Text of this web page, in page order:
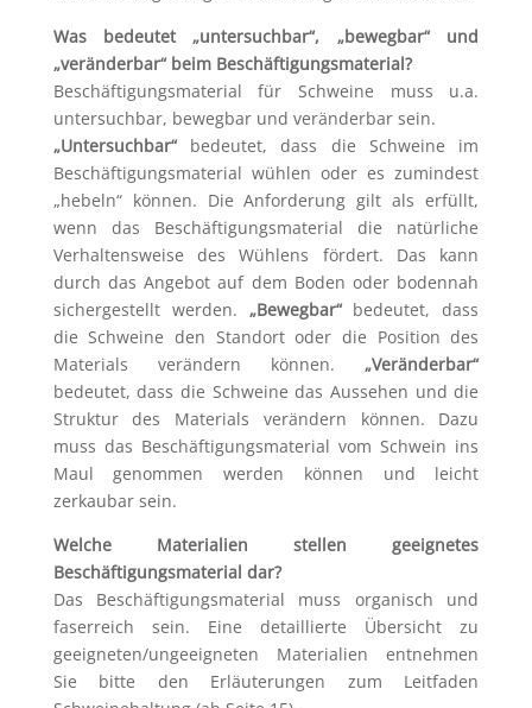
Was bedeutet „untersuchbar“, „bewegbar“ und
„veränderbar“ beim Beschäftigungsmaterial?
Beschäftigungsmaterial für Schweine muss u.a.
untersuchbar, bewegbar und veränderbar sein.
„Untersuchbar“bedeutet, dass die Schweine im
Beschäftigungsmaterial wühlen oder es zumindest
„hebeln“ können. Die Anforderung gilt als erfüllt,
wenn das Beschäftigungsmaterial die natürliche
Verhaltensweise des Wühlens fördert. Das kann
durch das Angebot auf dem Boden oder bodennah
sichergestellt werden. „Bewegbar“bedeutet, dass
die Schweine den Standort oder die Position des
Materials verändern können.„Veränderbar“
bedeutet, dass die Schweine das Aussehen und die
Struktur des Materials verändern können. Dazu
muss das Beschäftigungsmaterial vom Schwein ins
Maul genommen werden können und leicht
zerkaubar sein.
Welche Materialien stellen geeignetes
Beschäftigungsmaterial dar?
Das Beschäftigungsmaterial muss organisch und
faserreich sein. Eine detaillierte Übersicht zu
geeigneten/ungeeigneten Materialien entnehmen
Sie bitte den Erläuterungen zum Leitfaden